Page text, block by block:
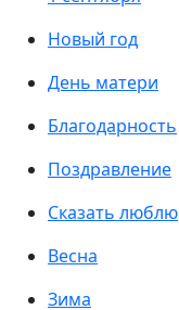
Новый год
День матери
Благодарность
Поздравление
Сказать люблю
Весна
Зима